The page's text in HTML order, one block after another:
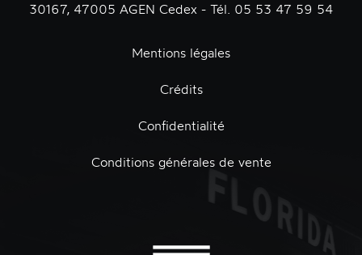
30167, 47005 AGEN Cedex - Tél. 05 53 47 59 54
Mentions légales
Crédits
Confidentialité
Conditions générales de vente